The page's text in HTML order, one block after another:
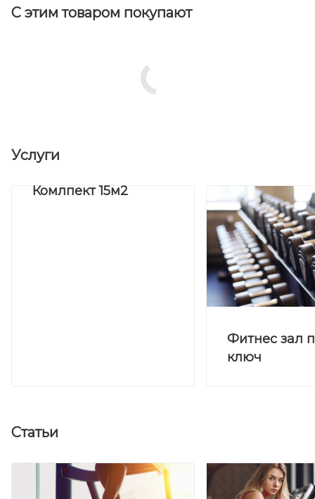
С этим товаром покупают
Услуги
Комлпект 15м2
Фитнес зал
ключ
Статьи